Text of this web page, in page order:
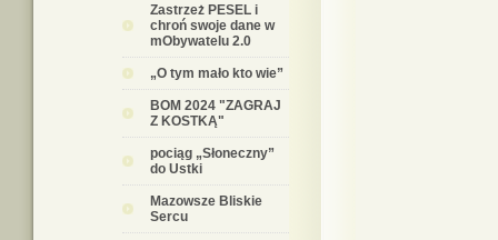
Zastrzeż PESEL i
chroń swoje dane w
mObywatelu 2.0
„O tym mało kto wie”
BOM 2024 "ZAGRAJ
Z KOSTKĄ"
pociąg „Słoneczny”
do Ustki
Mazowsze Bliskie
Sercu